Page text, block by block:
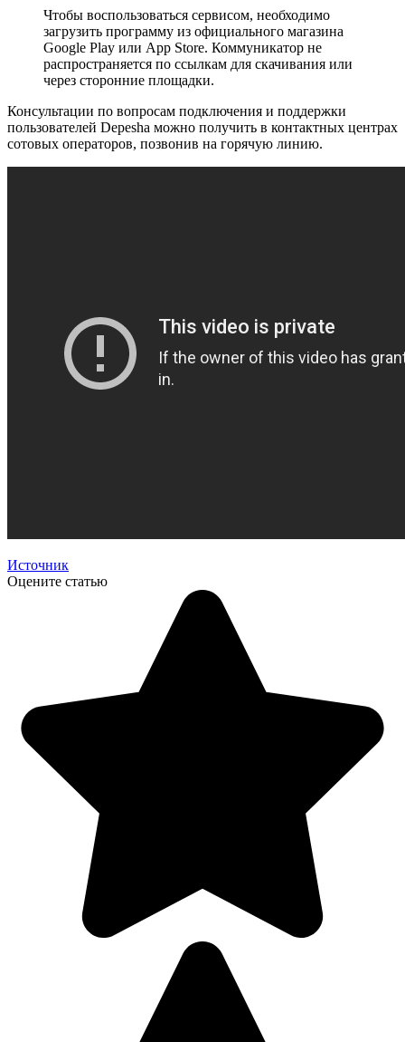
Чтобы воспользоваться сервисом, необходимо
загрузить программу из официального магазина
Google Play или App Store. Коммуникатор не
распространяется по ссылкам для скачивания или
через сторонние площадки.
Консультации по вопросам подключения и поддержки
пользователей Depesha можно получить в контактных центрах
сотовых операторов, позвонив на горячую линию.
Источник
Оцените статью